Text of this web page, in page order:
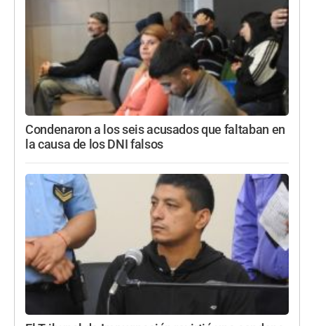
Condenaron a los seis acusados que faltaban en
la causa de los DNI falsos